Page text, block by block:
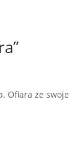
Ofiara ze